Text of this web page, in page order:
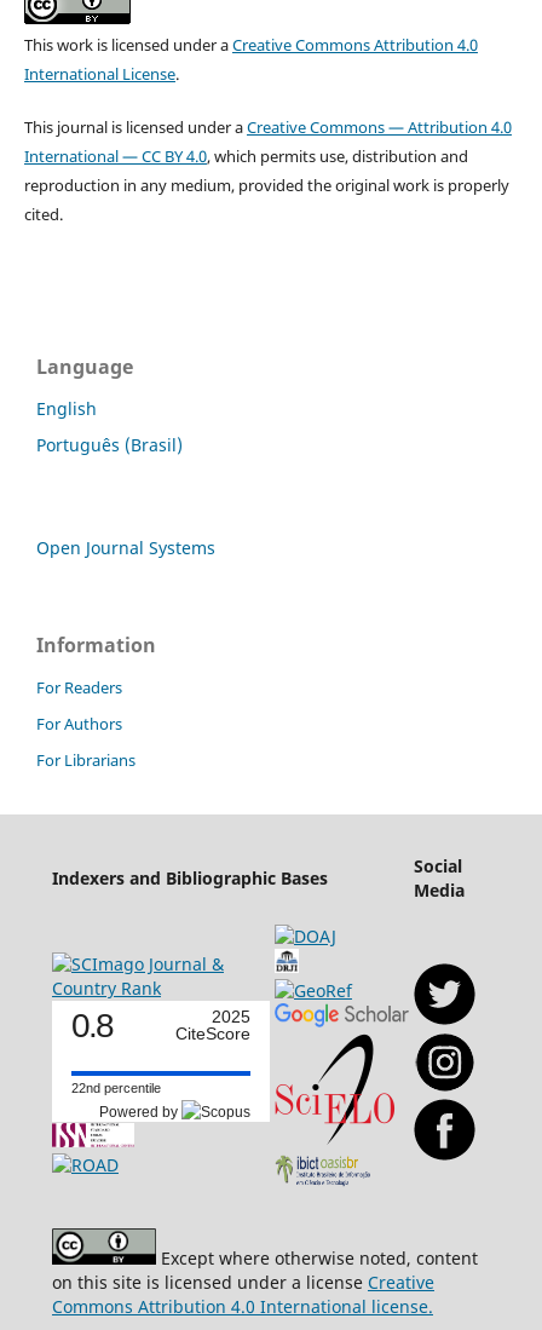
This work is licensed under aCreative Commons Attribution 4.0
International License.
This journal is licensed under aCreative Commons — Attribution 4.0
International — CC BY 4.0, which permits use, distribution and
reproduction in any medium, provided the original work is properly
cited.
Language
English
Português (Brasil)
Open Journal Systems
Information
For Readers
For Authors
For Librarians
Indexers and Bibliographic Bases
Social
Media
0.8
2025
CiteScore
22nd percentile
Powered by
Except where otherwise noted, content
on this site is licensed under a license Creative
Commons Attribution 4.0 International license.